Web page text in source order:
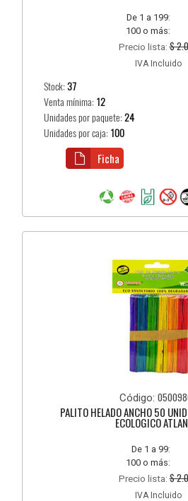
De 1 a 199:
100 o más:
Precio lista:$
IVA Incluido
Stock:37
Venta mínima: 12
Unidades por paquete:24
Unidades por caja: 100
Ficha
Código:
PALITO HELADO ANCHO 50
ECOLOGICO
De 1 a 99:
100 o más:
Precio lista:$
IVA Incluido